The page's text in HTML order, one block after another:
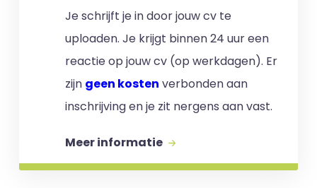
Je schrijft je in door jouw cv te
uploaden. Je krijgt binnen 24 uur een
reactie op jouw cv (op werkdagen). Er
zijn geen kosten verbonden aan
inschrijving en je zit nergens aan vast.
Meer informatie